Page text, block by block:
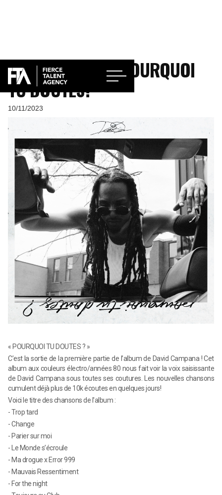
LANCEMENT DE "POURQUOI
TU DOUTES?"
10/11/2023
« POURQUOI TU DOUTES ? »
C’est la sortie de la première partie de l’album de David Campana ! Cet
album aux couleurs électro/années 80 nous fait voir la voix saisissante
de David Campana sous toutes ses coutures. Les nouvelles chansons
cumulent déjà plus de 10k écoutes en quelques jours!
Voici le titre des chansons de l'album :
- Trop tard
- Change
- Parier sur moi
- Le Monde s’écroule
- Ma drogue x Error 999
- Mauvais Ressentiment
- For the night